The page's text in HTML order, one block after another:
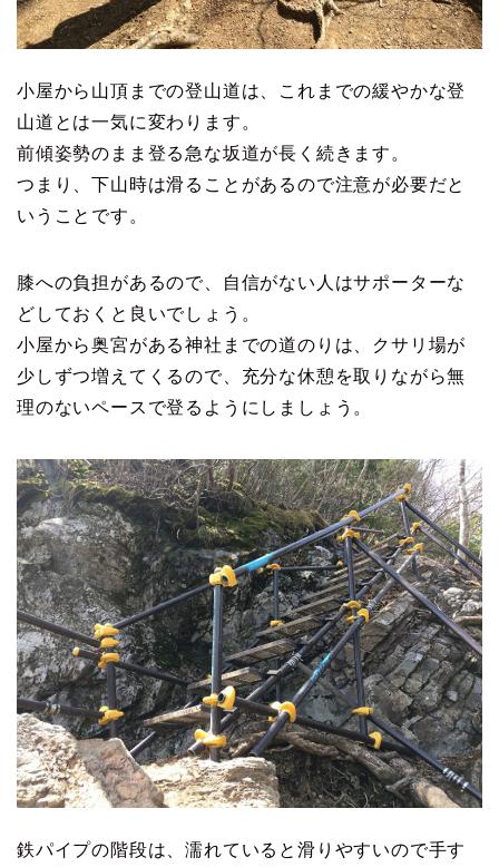
小屋から山頂までの登山道は、これまでの緩やかな登
山道とは一気に変わります。
前傾姿勢のまま登る急な坂道が長く続きます。
つまり、下山時は滑ることがあるので注意が必要だと
いうことです。
膝への負担があるので、自信がない人はサポーターな
どしておくと良いでしょう。
小屋から奥宮がある神社までの道のりは、クサリ場が
少しずつ増えてくるので、充分な休憩を取りながら無
理のないペースで登るようにしましょう。
鉄パイプの階段は、濡れていると滑りやすいので手す